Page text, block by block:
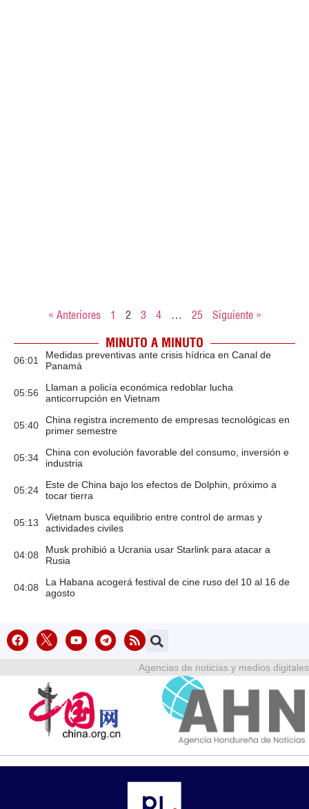
« Anteriores 1 2 3 4 … 25 Siguiente »
MINUTO A MINUTO
06:01
Medidas preventivas ante crisis hídrica en Canal de
Panamá
05:56
Llaman a policía económica redoblar lucha
anticorrupción en Vietnam
05:40
China registra incremento de empresas tecnológicas en
primer semestre
05:34
China con evolución favorable del consumo, inversión e
industria
05:24
Este de China bajo los efectos de Dolphin, próximo a
tocar tierra
05:13
Vietnam busca equilibrio entre control de armas y
actividades civiles
04:08
Musk prohibió a Ucrania usar Starlink para atacar a
Rusia
04:08
La Habana acogerá festival de cine ruso del 10 al 16 de
agosto
Agencias de noticias y medios digitales